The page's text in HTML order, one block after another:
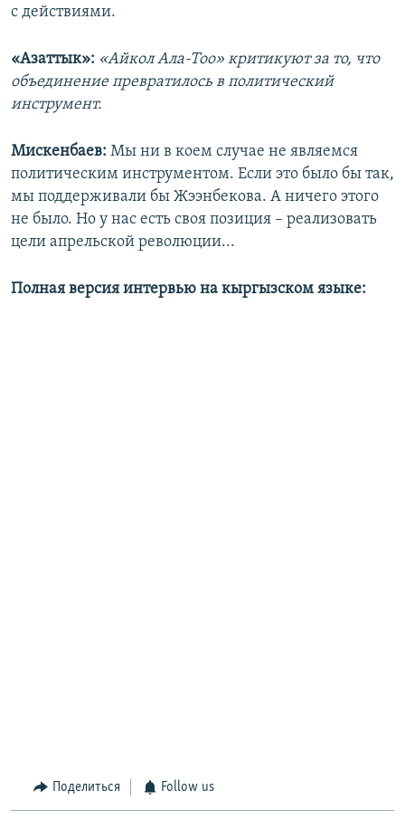
с действиями.
«Азаттык»: «Айкол Ала-Тоо» критикуют за то, что
объединение превратилось в политический
инструмент.
Мискенбаев: Мы ни в коем случае не являемся
политическим инструментом. Если это было бы так,
мы поддерживали бы Жээнбекова. А ничего этого
не было. Но у нас есть своя позиция – реализовать
цели апрельской революции...
Полная версия интервью на кыргызском языке:
Поделиться Follow us